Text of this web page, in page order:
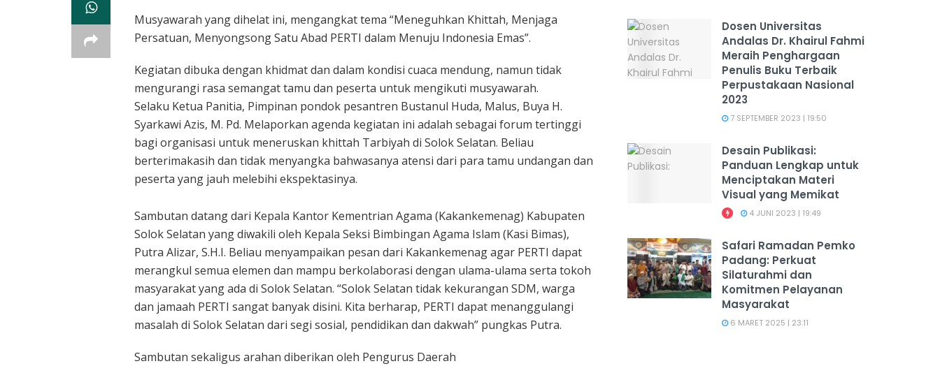
Musyawarah yang dihelat ini, mengangkat tema “Meneguhkan Khittah, Menjaga
Persatuan, Menyongsong Satu Abad PERTI dalam Menuju Indonesia Emas”.
Kegiatan dibuka dengan khidmat dan dalam kondisi cuaca mendung, namun tidak
mengurangi rasa semangat tamu dan peserta untuk mengikuti musyawarah.
Selaku Ketua Panitia, Pimpinan pondok pesantren Bustanul Huda, Malus, Buya H.
Syarkawi Azis, M. Pd. Melaporkan agenda kegiatan ini adalah sebagai forum tertinggi
bagi organisasi untuk meneruskan khittah Tarbiyah di Solok Selatan. Beliau
berterimakasih dan tidak menyangka bahwasanya atensi dari para tamu undangan dan
peserta yang jauh melebihi ekspektasinya.
Sambutan datang dari Kepala Kantor Kementrian Agama (Kakankemenag) Kabupaten
Solok Selatan yang diwakili oleh Kepala Seksi Bimbingan Agama Islam (Kasi Bimas),
Putra Alizar, S.H.I. Beliau menyampaikan pesan dari Kakankemenag agar PERTI dapat
merangkul semua elemen dan mampu berkolaborasi dengan ulama-ulama serta tokoh
masyarakat yang ada di Solok Selatan. “Solok Selatan tidak kekurangan SDM, warga
dan jamaah PERTI sangat banyak disini. Kita berharap, PERTI dapat menanggulangi
masalah di Solok Selatan dari segi sosial, pendidikan dan dakwah” pungkas Putra.
Sambutan sekaligus arahan diberikan oleh Pengurus Daerah
Dosen Universitas
Andalas Dr. Khairul Fahmi
Meraih Penghargaan
Penulis Buku Terbaik
Perpustakaan Nasional
2023
7 SEPTEMBER 2023 | 19:50
Desain Publikasi:
Panduan Lengkap untuk
Menciptakan Materi
Visual yang Memikat
4 JUNI 2023 | 19:49
Safari Ramadan Pemko
Padang: Perkuat
Silaturahmi dan
Komitmen Pelayanan
Masyarakat
6 MARET 2025 | 23:11